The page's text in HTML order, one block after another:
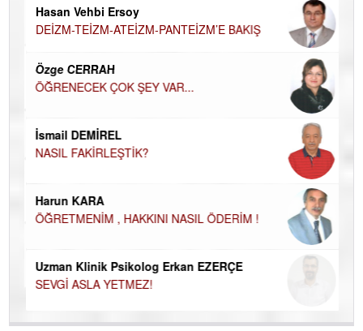
Hasan Vehbi Ersoy
DEİZM-TEİZM-ATEİZM-PANTEİZM’E BAKIŞ
Özge CERRAH
ÖĞRENECEK ÇOK ŞEY VAR...
İsmail DEMİREL
NASIL FAKİRLEŞTİK?
Harun KARA
ÖĞRETMENİM , HAKKINI NASIL ÖDERİM !
Uzman Klinik Psikolog Erkan EZERÇE
SEVGİ ASLA YETMEZ!